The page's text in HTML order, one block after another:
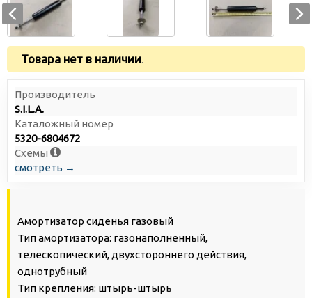
Товара нет в наличии.
Производитель
S.I.L.A.
Каталожный номер
5320-6804672
Схемы
смотреть →
Амортизатор сиденья газовый
Тип амортизатора: газонаполненный,
телескопический, двухстороннего действия,
однотрубный
Тип крепления: штырь-штырь